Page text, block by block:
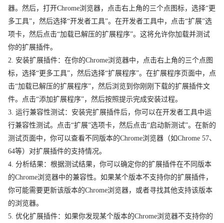
器。然后，打开Chrome浏览器，点击右上角的三个点图标，选择“更
多工具”，然后选择“开发者工具”。在开发者工具中，点击“扩展”选
项卡，然后点击“加载已解压的扩展程序”。这将允许你加载并测试
你的扩展插件。
2. 安装扩展插件：在你的Chrome浏览器中，点击右上角的三个点图
标，选择“更多工具”，然后选择“扩展程序”。在扩展程序页面中，点
击“加载已解压的扩展程序”，然后浏览到你刚刚下载的扩展插件文
件。点击“添加扩展程序”，然后按照提示完成安装过程。
3. 运行兼容性测试：安装完扩展插件后，你可以在开发者工具中运
行兼容性测试。点击“扩展”选项卡，然后点击“启动新测试”。在新的
测试页面中，你可以查看不同版本的Chrome浏览器（如Chrome 57、
64等）对扩展插件的支持情况。
4. 分析结果：根据测试结果，你可以确定你的扩展插件在不同版本
的Chrome浏览器中的兼容性。如果某个版本不支持你的扩展插件，
你可能需要更新该版本的Chrome浏览器，或者寻找其他支持该版本
的浏览器。
5. 优化扩展插件：如果你发现某个版本的Chrome浏览器不支持你的